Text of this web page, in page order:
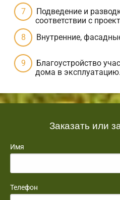
Подведение и
соответствии с
Внутренние,
Благоустройство
дома в эксплуатацию.
Заказать или
Имя
Телефон